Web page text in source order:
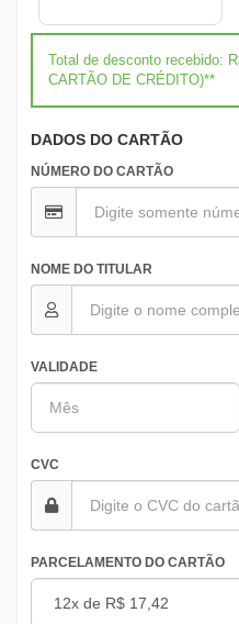
Total de desconto recebido:
CARTÃO DE CRÉDITO)**
DADOS DO CARTÃO
NÚMERO DO CARTÃO
NOME DO TITULAR
VALIDADE
CVC
PARCELAMENTO DO CARTÃO